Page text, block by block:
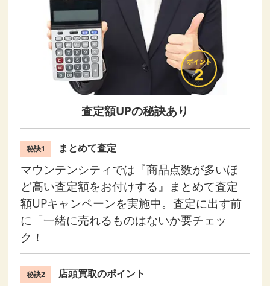
査定額UPの秘訣あり
秘訣1 まとめて査定
マウンテンシティでは『商品点数が多いほ
ど高い査定額をお付けする』まとめて査定
額UPキャンペーンを実施中。査定に出す前
に「一緒に売れるものはないか要チェッ
ク！
秘訣2 店頭買取のポイント